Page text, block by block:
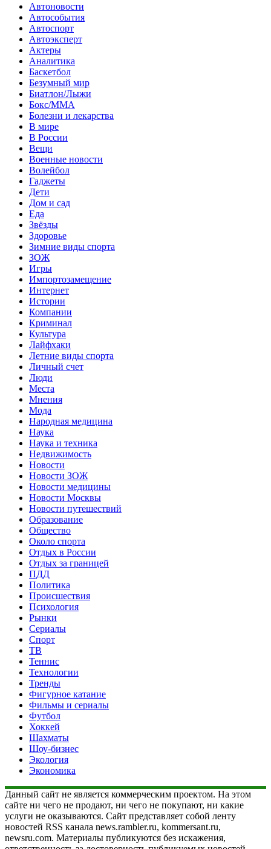
Автоновости
Автособытия
Автоспорт
Автоэксперт
Актеры
Аналитика
Баскетбол
Безумный мир
Биатлон/Лыжи
Бокс/MMA
Болезни и лекарства
В мире
В России
Вещи
Военные новости
Волейбол
Гаджеты
Дети
Дом и сад
Еда
Звёзды
Здоровье
Зимние виды спорта
ЗОЖ
Игры
Импортозамещение
Интернет
Истории
Компании
Криминал
Культура
Лайфхаки
Летние виды спорта
Личный счет
Люди
Места
Мнения
Мода
Народная медицина
Наука
Наука и техника
Недвижимость
Новости
Новости ЗОЖ
Новости медицины
Новости Москвы
Новости путешествий
Образование
Общество
Около спорта
Отдых в России
Отдых за границей
ПДД
Политика
Происшествия
Психология
Рынки
Сериалы
Спорт
ТВ
Теннис
Технологии
Тренды
Фигурное катание
Фильмы и сериалы
Футбол
Хоккей
Шахматы
Шоу-бизнес
Экология
Экономика
Данный сайт не является коммерческим проектом. На этом
сайте ни чего не продают, ни чего не покупают, ни какие
услуги не оказываются. Сайт представляет собой ленту
новостей RSS канала news.rambler.ru, kommersant.ru,
newsru.com. Материалы публикуются без искажения,